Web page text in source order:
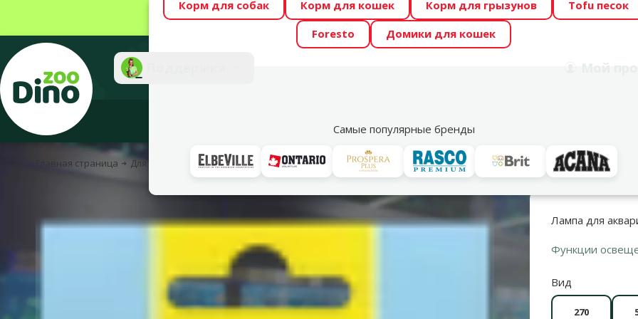
Весь месяц Dino Zoo предлагает отличные цены на ТОП-овые корма! 🍖
Фотоконкурс “GADA ŪSAIŅI”! Возможно Твой питомец станет звездой
Корм для собак Корм для кошек Корм для грызунов
Tofu песок
Foresto
Домики для кошек
Самые популярные бренды
Акции
Главная страница Для рыбок Аквариумное оборудование и запасные части Освещение для аквариума LED освещение
Лампа для
Функции
Вид
270